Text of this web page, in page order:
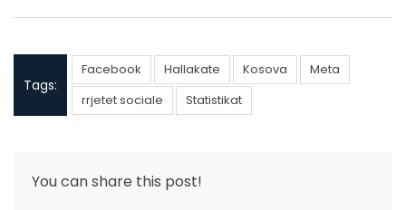
Tags:
Facebook Hallakate Kosova
Meta
rrjetet sociale
Statistikat
You can share this post!